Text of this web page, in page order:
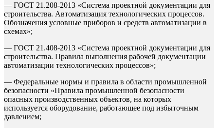
— ГОСТ 21.208-2013 «Система проектной документации для
строительства. Автоматизация технологических процессов.
Обозначения условные приборов и средств автоматизации в
схемах»;
— ГОСТ 21.408-2013 «Система проектной документации для
строительства. Правила выполнения рабочей документации
автоматизации технологических процессов»;
— Федеральные нормы и правила в области промышленной
безопасности «Правила промышленной безопасности
опасных производственных объектов, на которых
используется оборудование, работающее под избыточным
давлением;